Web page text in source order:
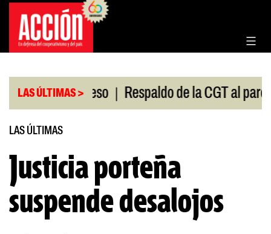
Saltar
contenido
LAS ÚLTIMAS >
en el Congreso | Respaldo de la CGT al paro
LAS ÚLTIMAS
Justicia porteña
suspende desalojos